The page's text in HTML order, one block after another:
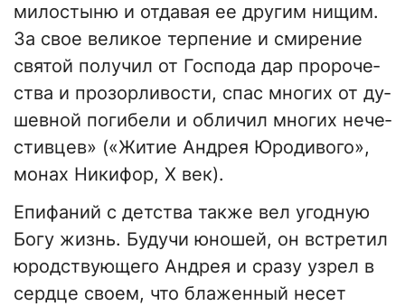
ми­ло­сты­ню и от­да­вая ее дру­гим ни­щим.
За свое ве­ли­кое тер­пе­ние и сми­ре­ние
свя­той по­лу­чил от Гос­по­да дар про­ро­че­
ства и про­зор­ли­во­сти, спас мно­гих от ду­
шев­ной погибели и об­ли­чил мно­гих нече­
стив­цев» («Житие Андрея Юродивого»,
монах Никифор, X век).
Епифаний с детства также вел угодную
Богу жизнь. Будучи юношей, он встретил
юродствующего Андрея и сразу узрел в
сердце своем, что блаженный несет